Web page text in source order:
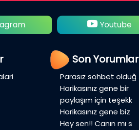
Youtube
Son Yorumlar
Parasız sohbet olduğ
Harikasınız gene bir
paylaşım için teşekk
Harikasınız gene biz
Hey sen!! Canın mı s